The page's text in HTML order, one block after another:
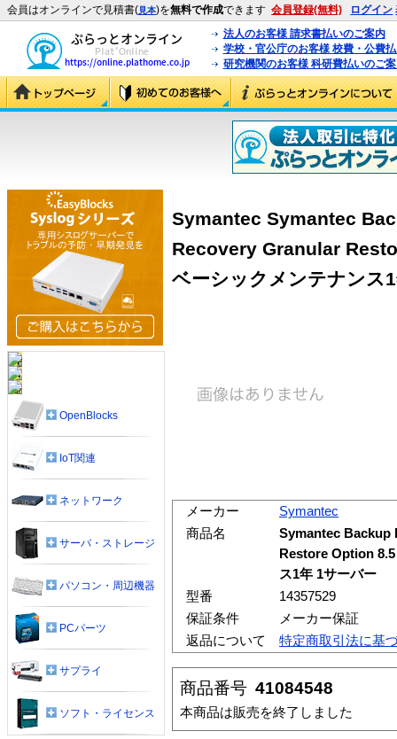
会員はオンラインで見積書(見本)を無料で作成できます 会員登録(無料) ログイン
法人のお客様 請求書払いのご案内
学校・官公庁のお客様 校費・公費
研究機関のお客様 科研費払いのご
Symantec Symantec
Recovery Granular
ベーシックメンテナンス
メーカー
Symantec
商品名
Symantec Backup
Restore Option
ス1年 1サーバー
型番
14357529
保証条件
メーカー保証
返品について
特定商取引法に基
商品番号 41084548
本商品は販売を終了しました
OpenBlocks
IoT関連
ネットワーク
サーバ・ストレージ
パソコン・周辺機器
PCパーツ
サプライ
ソフト・ライセンス